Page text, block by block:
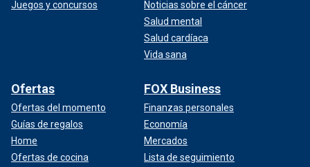
Juegos y concursos
Noticias sobre el cáncer
Salud mental
Salud cardíaca
Vida sana
Ofertas
Ofertas del momento
Guías de regalos
Home
Ofertas de cocina
FOX Business
Finanzas personales
Economía
Mercados
Lista de seguimiento